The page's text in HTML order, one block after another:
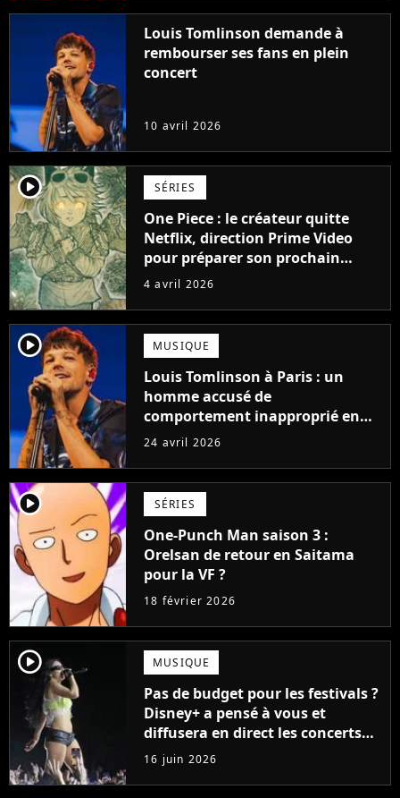
Louis Tomlinson demande à
rembourser ses fans en plein
concert
10 avril 2026
player2 SÉRIES
One Piece : le créateur quitte
Netflix, direction Prime Video
pour préparer son prochain
grand succès fantastique
4 avril 2026
player2 MUSIQUE
Louis Tomlinson à Paris : un
homme accusé de
comportement inapproprié en
plein concert, l'Accor Arena
24 avril 2026
player2 SÉRIES
One-Punch Man saison 3 :
Orelsan de retour en Saitama
pour la VF ?
18 février 2026
player2 MUSIQUE
Pas de budget pour les festivals ?
Disney+ a pensé à vous et
diffusera en direct les concerts
de cet incontournable festival
16 juin 2026